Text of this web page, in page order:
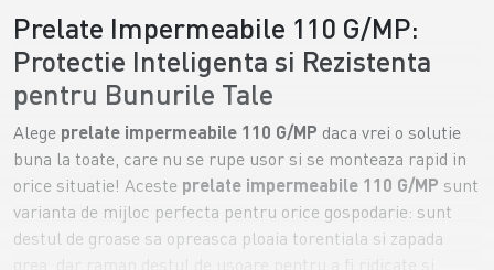
Prelate Impermeabile 110 G/MP:
Protectie Inteligenta si Rezistenta
pentru Bunurile Tale
Alege prelate impermeabile 110 G/MP daca vrei o solutie
buna la toate, care nu se rupe usor si se monteaza rapid in
orice situatie! Aceste prelate impermeabile 110 G/MP sunt
varianta de mijloc perfecta pentru orice gospodarie: sunt
destul de groase sa opreasca ploaia torentiala si zapada